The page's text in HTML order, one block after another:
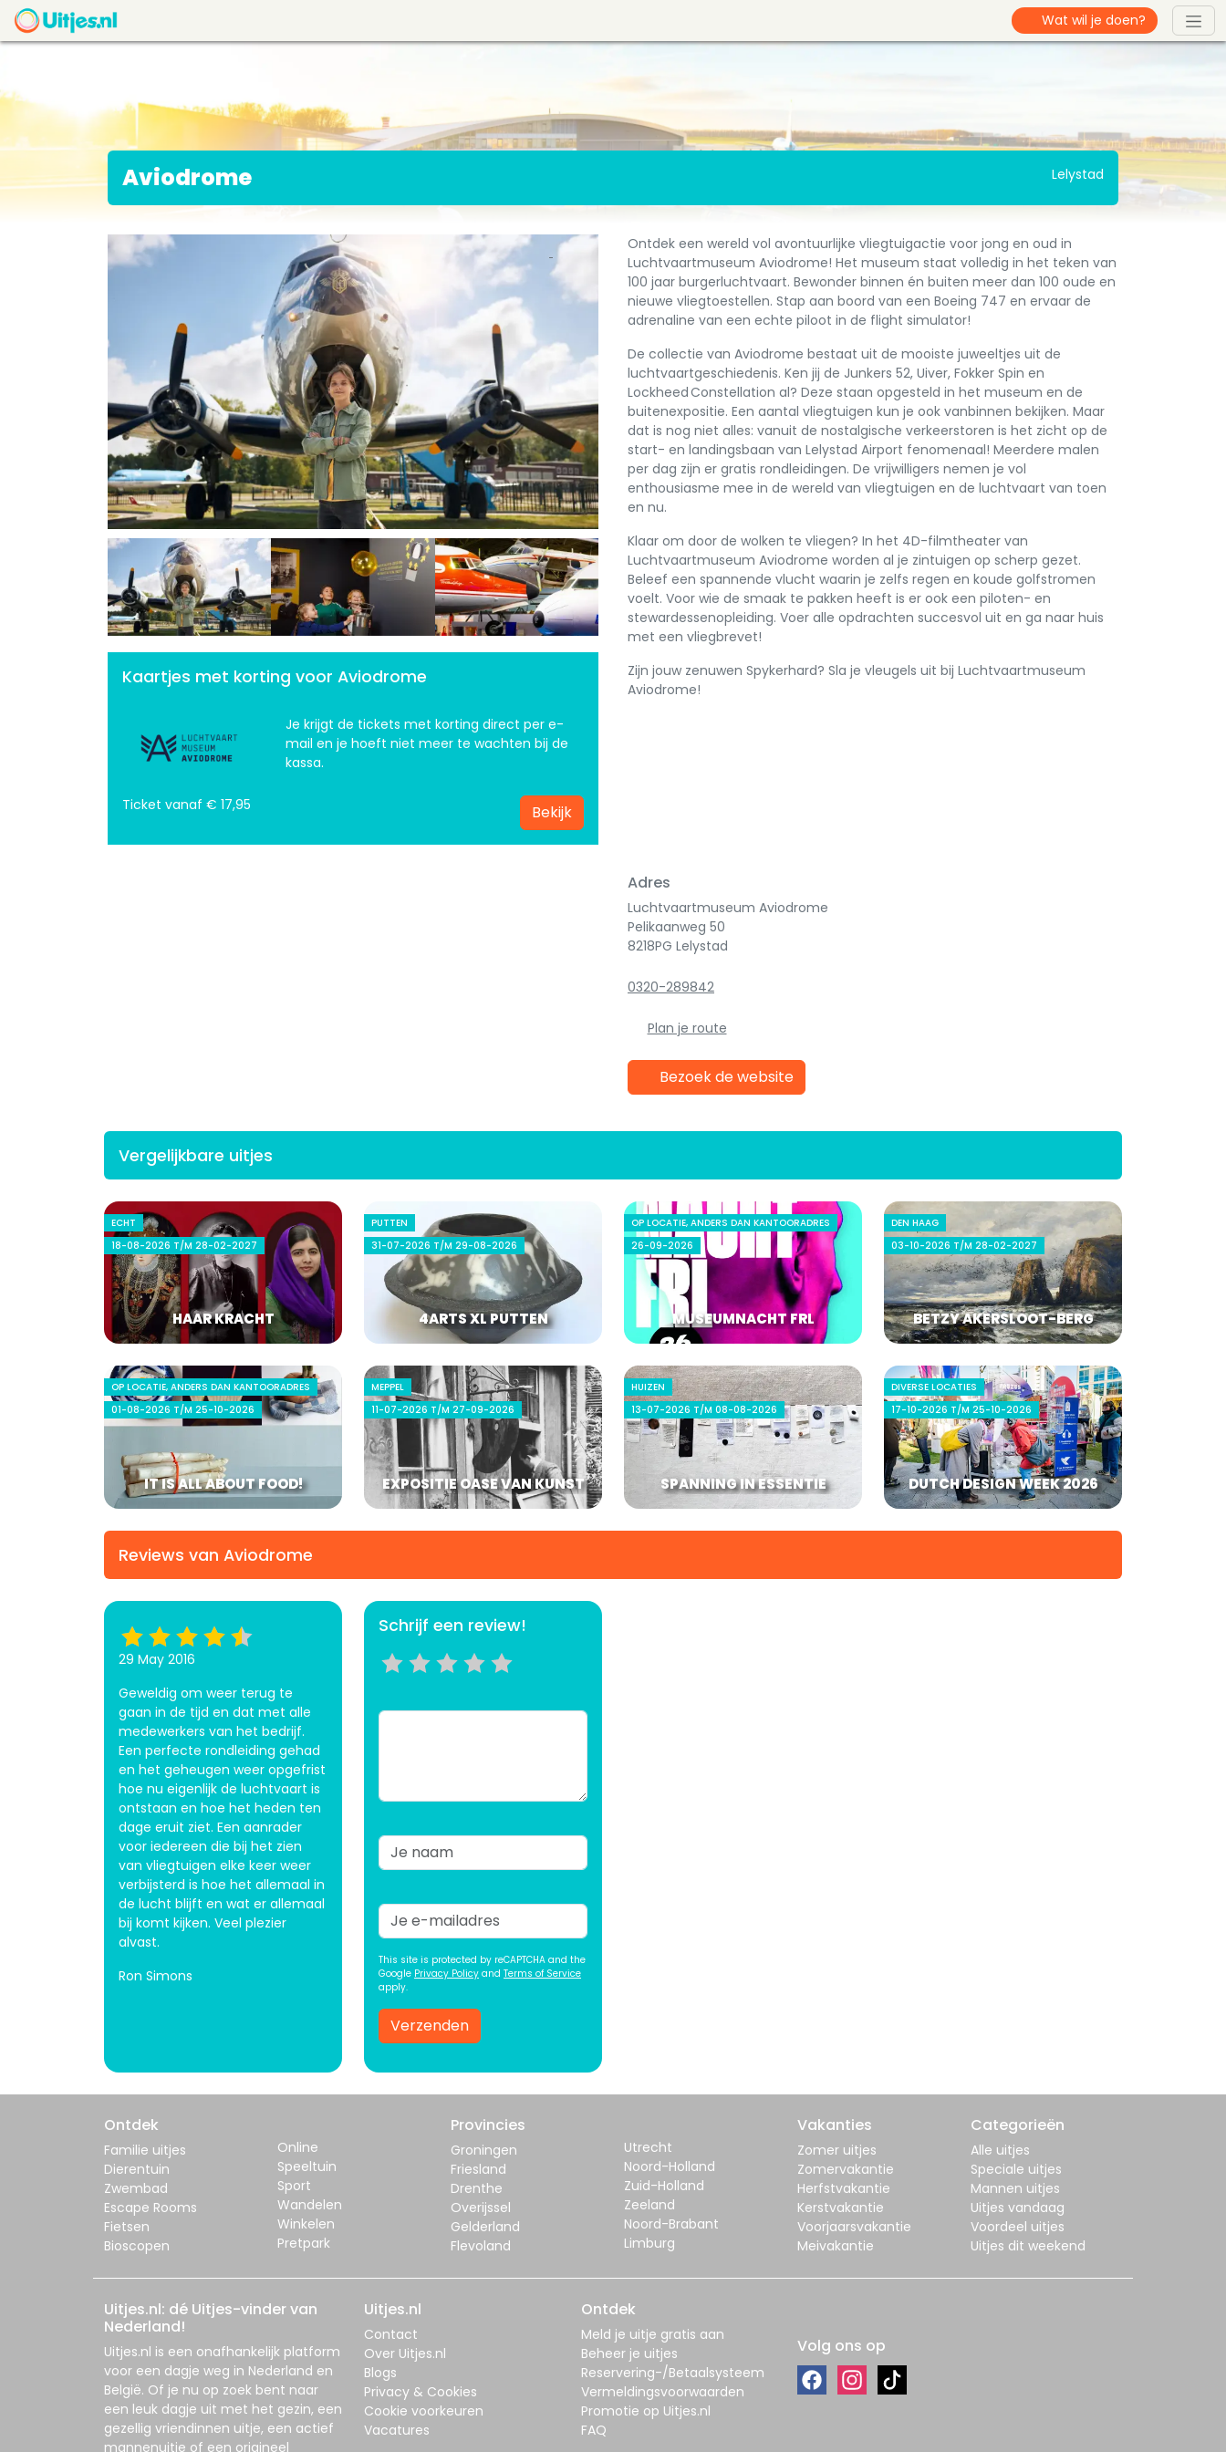
Aviodrome Lelystad
Ontdek een wereld vol avontuurlijke vliegtuigactie voor jong en oud in
Luchtvaartmuseum Aviodrome! Het museum staat volledig in het teken van
100 jaar burgerluchtvaart. Bewonder binnen én buiten meer dan 100 oude en
nieuwe vliegtoestellen. Stap aan boord van een Boeing 747 en ervaar de
adrenaline van een echte piloot in de flight simulator!
De collectie van Aviodrome bestaat uit de mooiste juweeltjes uit de
luchtvaartgeschiedenis. Ken jij de Junkers 52, Uiver, Fokker Spin en
Lockheed Constellation al? Deze staan opgesteld in het museum en de
buitenexpositie. Een aantal vliegtuigen kun je ook vanbinnen bekijken. Maar
dat is nog niet alles: vanuit de nostalgische verkeerstoren is het zicht op de
start- en landingsbaan van Lelystad Airport fenomenaal! Meerdere malen
per dag zijn er gratis rondleidingen. De vrijwilligers nemen je vol
enthousiasme mee in de wereld van vliegtuigen en de luchtvaart van toen
en nu.
Klaar om door de wolken te vliegen? In het 4D-filmtheater van
Luchtvaartmuseum Aviodrome worden al je zintuigen op scherp gezet.
Beleef een spannende vlucht waarin je zelfs regen en koude golfstromen
voelt. Voor wie de smaak te pakken heeft is er ook een piloten- en
stewardessenopleiding. Voer alle opdrachten succesvol uit en ga naar huis
met een vliegbrevet!
Zijn jouw zenuwen Spykerhard? Sla je vleugels uit bij Luchtvaartmuseum
Aviodrome!
Previous Next
Kaartjes met korting voor Aviodrome
Je krijgt de tickets met korting direct per e-
mail en je hoeft niet meer te wachten bij de
kassa.
Ticket vanaf € 17,95 Bekijk
Adres
Luchtvaartmuseum Aviodrome
Pelikaanweg 50
8218PG Lelystad
0320-289842
Plan je route
Bezoek de website
Vergelijkbare uitjes
ECHT
18-08-2026 T/M 28-02-2027
HAAR KRACHT
PUTTEN
31-07-2026 T/M 29-08-2026
4ARTS XL PUTTEN
OP LOCATIE, ANDERS DAN KANTOORADRES
26-09-2026
MUSEUMNACHT FRL
DEN HAAG
03-10-2026 T/M 28-02-2027
BETZY AKERSLOOT-BERG
OP LOCATIE, ANDERS DAN KANTOORADRES
01-08-2026 T/M 25-10-2026
IT IS ALL ABOUT FOOD!
MEPPEL
11-07-2026 T/M 27-09-2026
EXPOSITIE OASE VAN KUNST
HUIZEN
13-07-2026 T/M 08-08-2026
SPANNING IN ESSENTIE
DIVERSE LOCATIES
17-10-2026 T/M 25-10-2026
DUTCH DESIGN WEEK 2026
Reviews van Aviodrome
29 May 2016
Geweldig om weer terug te
gaan in de tijd en dat met alle
medewerkers van het bedrijf.
Een perfecte rondleiding gehad
en het geheugen weer opgefrist
hoe nu eigenlijk de luchtvaart is
ontstaan en hoe het heden ten
dage eruit ziet. Een aanrader
voor iedereen die bij het zien
van vliegtuigen elke keer weer
verbijsterd is hoe het allemaal in
de lucht blijft en wat er allemaal
bij komt kijken. Veel plezier
alvast.
Ron Simons
Schrijf een review!
This site is protected by reCAPTCHA and the
Google Privacy Policy and Terms of Service
apply.
Verzenden
Ontdek
Familie uitjes
Dierentuin
Zwembad
Escape Rooms
Fietsen
Bioscopen
Online
Speeltuin
Sport
Wandelen
Winkelen
Pretpark
Provincies
Groningen
Friesland
Drenthe
Overijssel
Gelderland
Flevoland
Utrecht
Noord-Holland
Zuid-Holland
Zeeland
Noord-Brabant
Limburg
Vakanties
Zomer uitjes
Zomervakantie
Herfstvakantie
Kerstvakantie
Voorjaarsvakantie
Meivakantie
Categorieën
Alle uitjes
Speciale uitjes
Mannen uitjes
Uitjes vandaag
Voordeel uitjes
Uitjes dit weekend
Uitjes.nl: dé Uitjes-vinder van
Nederland!
Uitjes.nl is een onafhankelijk platform
voor een dagje weg in Nederland en
België. Of je nu op zoek bent naar
een leuk dagje uit met het gezin, een
gezellig vriendinnen uitje, een actief
mannenuitje of een origineel
Uitjes.nl
Contact
Over Uitjes.nl
Blogs
Privacy & Cookies
Cookie voorkeuren
Vacatures
Ontdek
Meld je uitje gratis aan
Beheer je uitjes
Reservering-/Betaalsysteem
Vermeldingsvoorwaarden
Promotie op Uitjes.nl
FAQ
Volg ons op